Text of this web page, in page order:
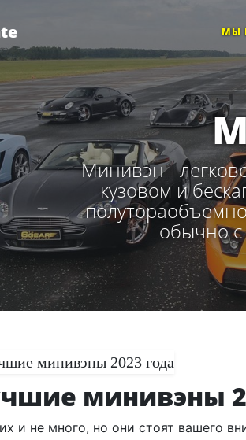
МЫ
Минивэн -
кузовом и
обычно
минивэны
и не много, но они стоят вашего